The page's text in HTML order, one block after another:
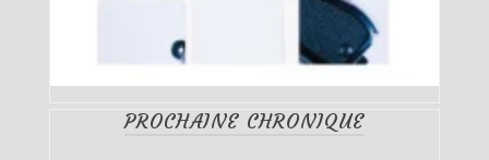
PROCHAINE CHRONIQUE